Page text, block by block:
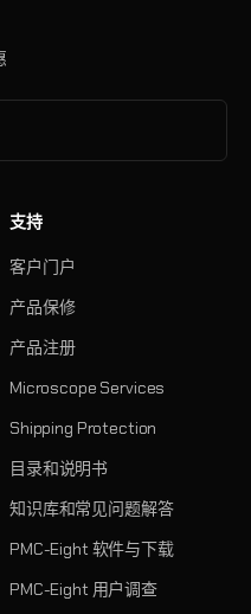
支持
客户门户
产品保修
产品注册
Microscope Services
Shipping Protection
目录和说明书
知识库和常见问题解答
PMC-Eight 软件与下载
PMC-Eight 用户调查